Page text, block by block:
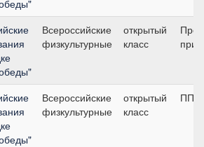
Всероссийские
физкультурные
открытый
класс
Всероссийские
физкультурные
открытый
класс
ПП